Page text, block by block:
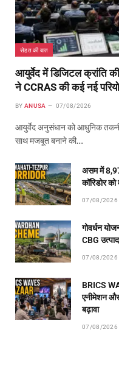
सेहत की बात
आयुर्वेद में डिजिटल क्रांति
ने CCRAS की कई नई
BY ANUSA 07/08/2026
आयुर्वेद अनुसंधान को आधुनिक
साथ मजबूत बनाने की…
असम में
कॉरिडोर
07/08/2026
गोवर्धन
CBG
07/08/2026
BRICS
एनीमेशन और
बढ़ावा
07/08/2026